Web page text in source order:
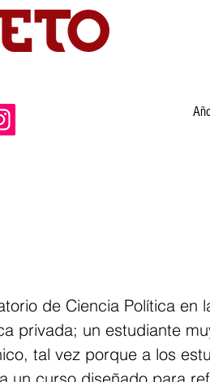
de Ciencia Política en
privada; un estudiante
tal vez porque a los